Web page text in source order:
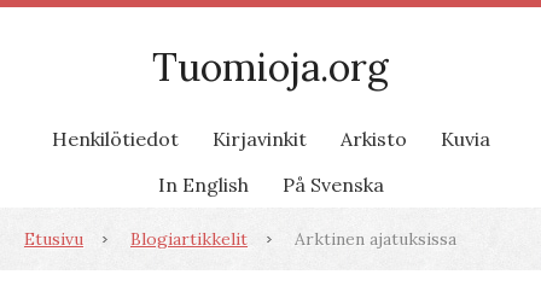
Tuomioja.org
Henkilötiedot Kirjavinkit Arkisto
Kuvia
In English
På Svenska
Etusivu Blogiartikkelit Arktinen ajatuksissa